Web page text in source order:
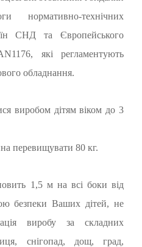
нормативно-технічних
СНД та Європейського
які регламентують
обладнання.
виробом дітям віком до 3
перевищувати 80 кг.
1,5 м на всі боки від
безпеки Ваших дітей, не
виробу за складних
снігопад, дощ, град,